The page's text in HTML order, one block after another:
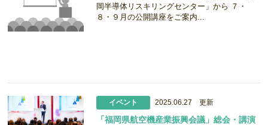
岡半導体リスキリングセンター」から ７・
８・９月の公開講座をご案内...
イベント 2025.06.27 更新
「福岡県航空機産業振興会議」総会・講演